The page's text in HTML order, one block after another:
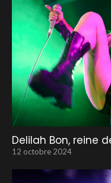
Delilah Bon, reine
12 octobre 2024